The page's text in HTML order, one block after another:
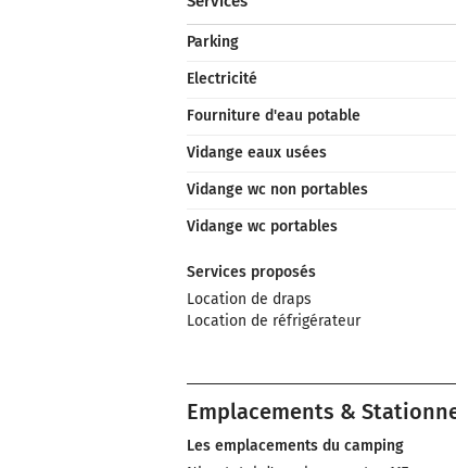
Parking
Electricité
Fourniture d'eau potable
Vidange eaux usées
Vidange wc non portables
Vidange wc portables
Services proposés
Location de draps
Location de réfrigérateur
Emplacements &
Les emplacements du camping